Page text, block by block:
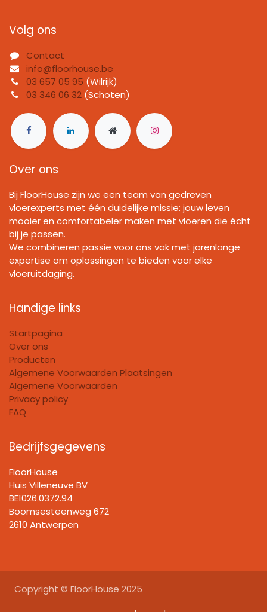
Volg ons
Contact
info@floorhouse.be
03 657 05 95 (Wilrijk)
03 346 06 32 (Schoten)
Over ons
Bij FloorHouse zijn we een team van gedreven
vloerexperts met één duidelijke missie: jouw leven
mooier en comfortabeler maken met vloeren die écht
bij je passen.
We combineren passie voor ons vak met jarenlange
expertise om oplossingen te bieden voor elke
vloeruitdaging.
Handige links
Startpagina
Over ons
Producten
Algemene Voorwaarden Plaatsingen
Algemene Voorwaarden
Privacy policy
FAQ
Bedrijfsgegevens
FloorHouse
Huis Villeneuve BV​
BE1026.0372.94
Boomsesteenweg 672
2610 Antwerpen
Copyright © FloorHouse 2025